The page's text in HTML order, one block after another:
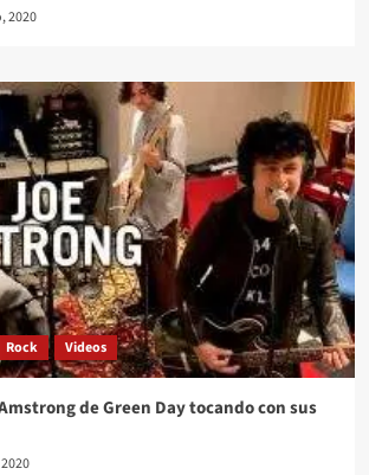
2020
Rock Videos
de Green Day tocando con sus